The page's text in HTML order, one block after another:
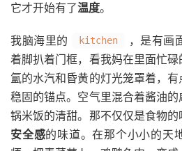
它才开始有了温度。
我脑海里的 kitchen
，是有画
着脚扒着门框，看我妈在里面忙
氲的水汽和昏黄的灯光笼罩着，
稳固的锚点。空气里混合着酱油
锅米饭的清甜。那不仅仅是食物
安全感的味道。在那个小小的天